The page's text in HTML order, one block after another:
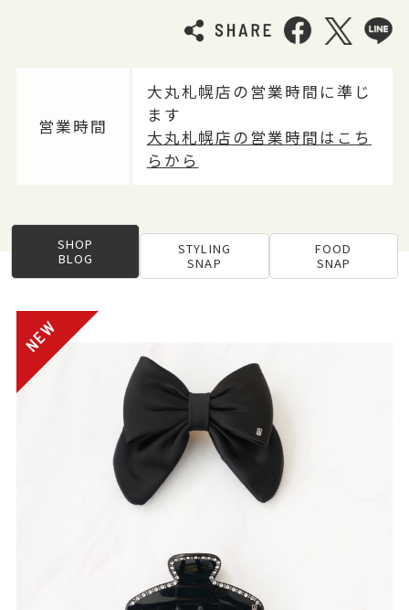
営業時間
大丸札幌店の営業時間に準じ
ます
大丸札幌店の営業時間はこち
らから
SHOP
BLOG
STYLING
SNAP
FOOD
SNAP